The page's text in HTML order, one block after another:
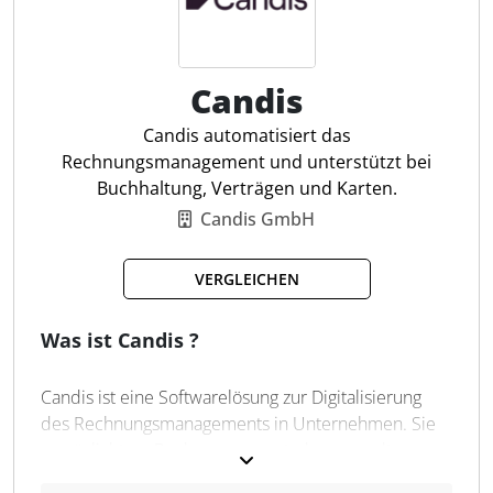
Mehrstufige Duplikatsprüfung
Über 850 eigene Konnektoren
Papierrechnung digitalisieren
Scan-App
PDF-Dokumente
Candis
Candis automatisiert das
Rechnungsmanagement und unterstützt bei
Buchhaltung, Verträgen und Karten.
Candis GmbH
VERGLEICHEN
Was ist Candis ?
Candis ist eine Softwarelösung zur Digitalisierung
des Rechnungsmanagements in Unternehmen. Sie